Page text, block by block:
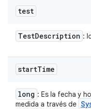
test
TestDescription :
startTime
long : Es la fecha y
medida a través de